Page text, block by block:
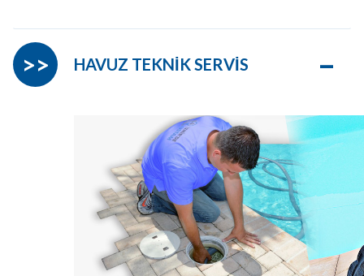
HAVUZ TEKNİK SERVİS –
>>